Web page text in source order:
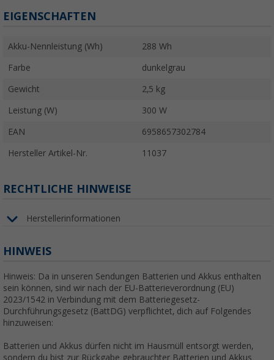
EIGENSCHAFTEN
Akku-Nennleistung (Wh) 288 Wh
Farbe dunkelgrau
Gewicht 2,5 kg
Leistung (W) 300 W
EAN 6958657302784
Hersteller Artikel-Nr. 11037
RECHTLICHE HINWEISE
Herstellerinformationen
HINWEIS
Hinweis: Da in unseren Sendungen Batterien und Akkus enthalten
sein können, sind wir nach der EU-Batterieverordnung (EU)
2023/1542 in Verbindung mit dem Batteriegesetz-
Durchführungsgesetz (BattDG) verpflichtet, dich auf Folgendes
hinzuweisen:
Batterien und Akkus dürfen nicht im Hausmüll entsorgt werden,
sondern du bist zur Rückgabe gebrauchter Batterien und Akkus